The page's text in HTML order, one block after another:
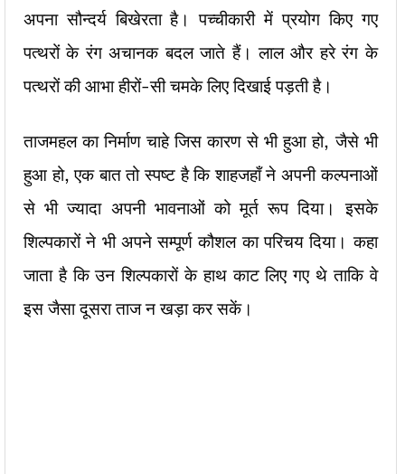
अपना सौन्दर्य बिखेरता है। पच्चीकारी में प्रयोग किए गए
पत्थरों के रंग अचानक बदल जाते हैं। लाल और हरे रंग के
पत्थरों की आभा हीरों-सी चमके लिए दिखाई पड़ती है।
ताजमहल का निर्माण चाहे जिस कारण से भी हुआ हो, जैसे भी
हुआ हो, एक बात तो स्पष्ट है कि शाहजहाँ ने अपनी कल्पनाओं
से भी ज्यादा अपनी भावनाओं को मूर्त रूप दिया। इसके
शिल्पकारों ने भी अपने सम्पूर्ण कौशल का परिचय दिया। कहा
जाता है कि उन शिल्पकारों के हाथ काट लिए गए थे ताकि वे
इस जैसा दूसरा ताज न खड़ा कर सकें।